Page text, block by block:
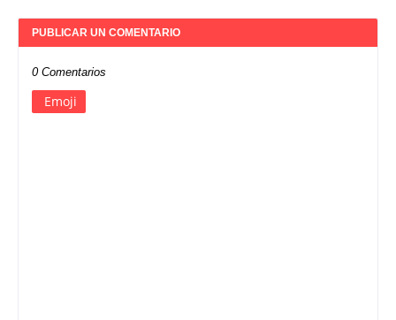
PUBLICAR UN COMENTARIO
0 Comentarios
Emoji